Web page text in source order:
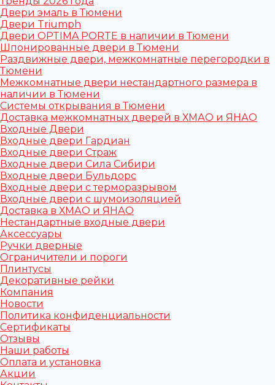
Двери эмаль в Тюмени
Двери Triumph
Двери OPTIMA PORTE в наличии в Тюмени
Шпонированные двери в Тюмени
Раздвижные двери, межкомнатные перегородки в
Тюмени
Межкомнатные двери нестандартного размера в
наличии в Тюмени
Системы открывания в Тюмени
Доставка межкомнатных дверей в ХМАО и ЯНАО
Входные Двери
Входные двери Гардиан
Входные двери Страж
Входные двери Сила Сибири
Входные двери Бульдорс
Входные двери с терморазрывом
Входные двери с шумоизоляцией
Доставка в ХМАО и ЯНАО
Нестандартные входные двери
Аксессуары
Ручки дверные
Ограничители и пороги
Плинтусы
Декоративные рейки
Компания
Новости
Политика конфиденциальности
Сертификаты
Отзывы
Наши работы
Оплата и установка
Акции